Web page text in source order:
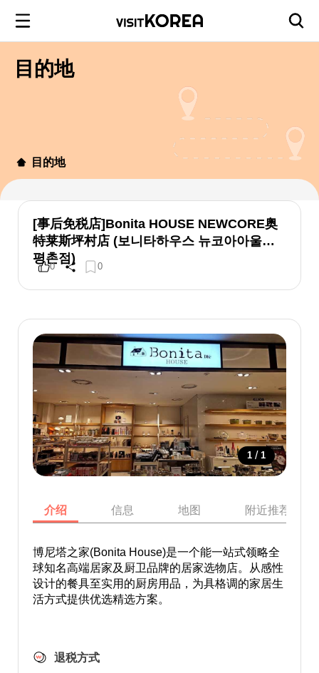
目的地
目的地
[事后免税店]Bonita HOUSE NEWCORE奥
特莱斯坪村店 (보니타하우스 뉴코아아울렛
평촌점)
0 0
1 / 1
介绍 信息 地图 附近推荐景点
博尼塔之家(Bonita House)是一个能一站式领略全
球知名高端居家及厨卫品牌的居家选物店。从感性
设计的餐具至实用的厨房用品，为具格调的家居生
活方式提供优选精选方案。
退税方式